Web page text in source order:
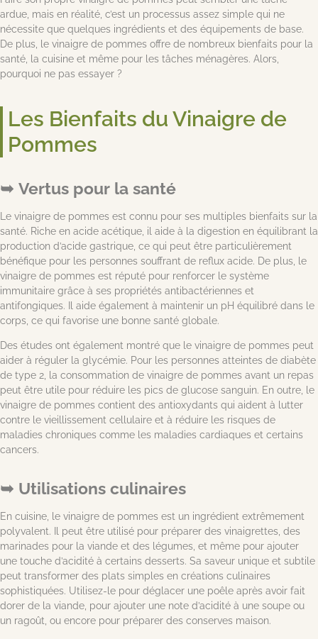
ardue, mais en réalité, c’est un processus assez simple qui ne
nécessite que quelques ingrédients et des équipements de base.
De plus, le vinaigre de pommes offre de nombreux bienfaits pour la
santé, la cuisine et même pour les tâches ménagères. Alors,
pourquoi ne pas essayer ?
Les Bienfaits du Vinaigre de
Pommes
Vertus pour la santé
Le vinaigre de pommes est connu pour ses multiples bienfaits sur la
santé. Riche en acide acétique, il aide à la digestion en équilibrant la
production d’acide gastrique, ce qui peut être particulièrement
bénéfique pour les personnes souffrant de reflux acide. De plus, le
vinaigre de pommes est réputé pour renforcer le système
immunitaire grâce à ses propriétés antibactériennes et
antifongiques. Il aide également à maintenir un pH équilibré dans le
corps, ce qui favorise une bonne santé globale.
Des études ont également montré que le vinaigre de pommes peut
aider à réguler la glycémie. Pour les personnes atteintes de diabète
de type 2, la consommation de vinaigre de pommes avant un repas
peut être utile pour réduire les pics de glucose sanguin. En outre, le
vinaigre de pommes contient des antioxydants qui aident à lutter
contre le vieillissement cellulaire et à réduire les risques de
maladies chroniques comme les maladies cardiaques et certains
cancers.
Utilisations culinaires
En cuisine, le vinaigre de pommes est un ingrédient extrêmement
polyvalent. Il peut être utilisé pour préparer des vinaigrettes, des
marinades pour la viande et des légumes, et même pour ajouter
une touche d’acidité à certains desserts. Sa saveur unique et subtile
peut transformer des plats simples en créations culinaires
sophistiquées. Utilisez-le pour déglacer une poêle après avoir fait
dorer de la viande, pour ajouter une note d’acidité à une soupe ou
un ragoût, ou encore pour préparer des conserves maison.